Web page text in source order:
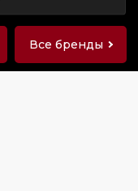
Все бренды